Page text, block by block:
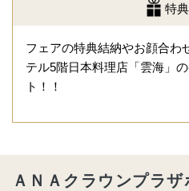
特典
フェアの特典結納やお顔合わ
テル5階日本料理店「雲海」
ト！！
ＡＮＡクラウンプラザ